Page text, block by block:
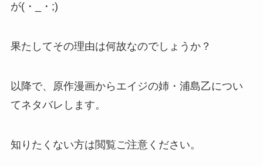
が(・_・;)
果たしてその理由は何故なのでしょうか？
以降で、原作漫画からエイジの姉・浦島乙につい
てネタバレします。
知りたくない方は閲覧ご注意ください。